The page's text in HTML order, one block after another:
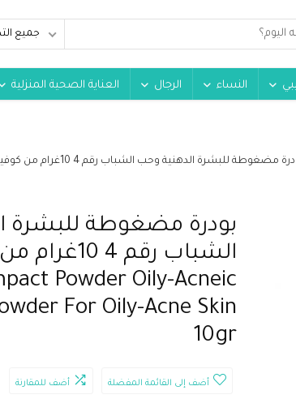
جميع
النساء الرجال العناية الصحية المنزلية
بودرة مضغوطة للبشرة
الشباب رقم 4
Powder Oily-Acneic
For Oily-Acne Skin
10gr
أضف إلى القائمة المفضلة أضف للمقارنة